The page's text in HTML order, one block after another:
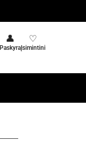
👤
Paskyra
♡
Įsimintini